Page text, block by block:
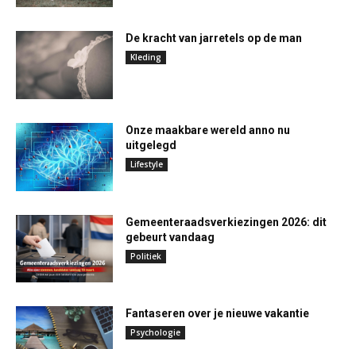
De kracht van jarretels op de man
Kleding
Onze maakbare wereld anno nu
uitgelegd
Lifestyle
Gemeenteraadsverkiezingen 2026: dit
gebeurt vandaag
Politiek
Fantaseren over je nieuwe vakantie
Psychologie